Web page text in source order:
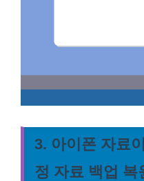
3. 아이폰 자료
정 자료 백업 복